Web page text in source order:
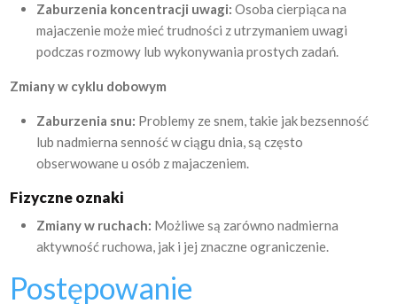
Zaburzenia koncentracji uwagi: Osoba cierpiąca na
majaczenie może mieć trudności z utrzymaniem uwagi
podczas rozmowy lub wykonywania prostych zadań.
Zmiany w cyklu dobowym
Zaburzenia snu: Problemy ze snem, takie jak bezsenność
lub nadmierna senność w ciągu dnia, są często
obserwowane u osób z majaczeniem.
Fizyczne oznaki
Zmiany w ruchach: Możliwe są zarówno nadmierna
aktywność ruchowa, jak i jej znaczne ograniczenie.
Postępowanie